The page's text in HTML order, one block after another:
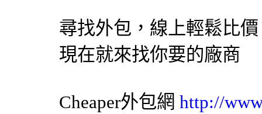
尋找外包，線上輕鬆比
現在就來找你要的廠商
Cheaper外包網 http://